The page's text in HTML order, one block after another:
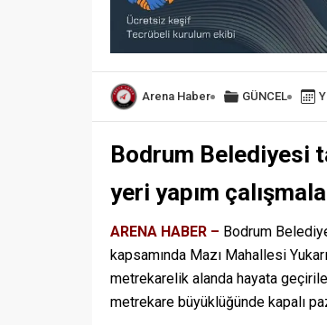
Arena Haber GÜNCEL
Bodrum Belediyesi
yeri yapım
ARENA HABER – Bodrum
kapsamında Mazı Mahallesi
metrekarelik alanda hayata
metrekare büyüklüğünde kapalı